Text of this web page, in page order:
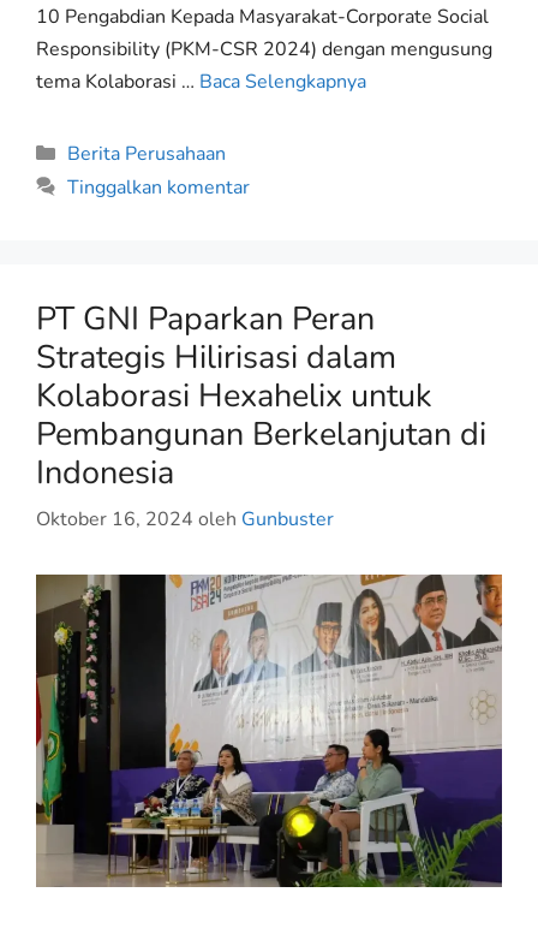
10 Pengabdian Kepada Masyarakat-Corporate Social
Responsibility (PKM-CSR 2024) dengan mengusung
tema Kolaborasi … Baca Selengkapnya
Berita Perusahaan
Tinggalkan komentar
PT GNI Paparkan Peran
Strategis Hilirisasi dalam
Kolaborasi Hexahelix untuk
Pembangunan Berkelanjutan di
Indonesia
Oktober 16, 2024 oleh Gunbuster